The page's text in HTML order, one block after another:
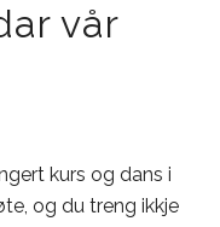
vår
kurs og dans i
og du treng ikkje